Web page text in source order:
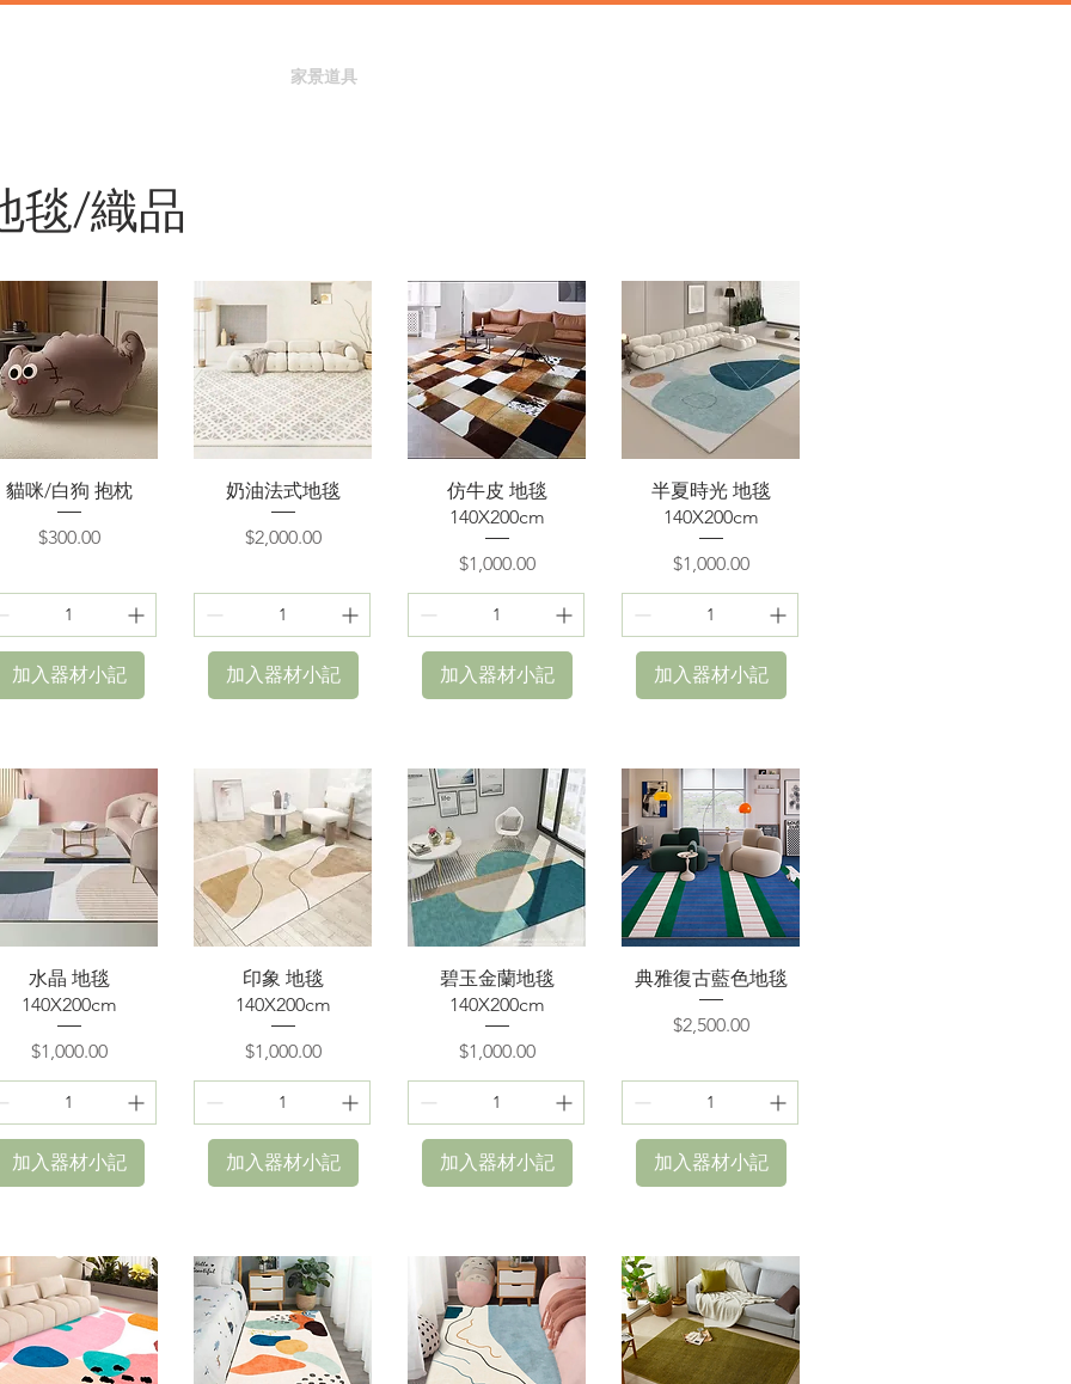
家景道具
毯/織品
快速瀏覽
貓咪/白狗 抱枕
價格
$300.00
加入器材小記
快速瀏覽
奶油法式地毯
價格
$2,000.00
加入器材小記
快速瀏覽
仿牛皮 地毯
140X200cm
價格
$1,000.00
加入器材小記
快速瀏覽
半夏時光 地毯
140X200cm
價格
$1,000.00
加入器材小記
快速瀏覽
水晶 地毯
140X200cm
價格
$1,000.00
加入器材小記
快速瀏覽
印象 地毯
140X200cm
價格
$1,000.00
加入器材小記
快速瀏覽
碧玉金蘭地毯
140X200cm
價格
$1,000.00
加入器材小記
快速瀏覽
典雅復古藍色地毯
價格
$2,500.00
加入器材小記